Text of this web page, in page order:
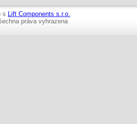
s
Lift Components s.r.o.
práva vyhrazena